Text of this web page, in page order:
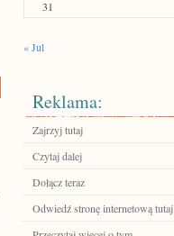
31
« Jul
Reklama:
Zajrzyj tutaj
Czytaj dalej
Dołącz teraz
Odwiedź stronę internetową tutaj